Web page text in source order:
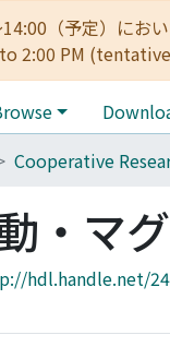
14:00（予定）に
2:00 PM
Cooperative
・マ
hdl.handle.net/